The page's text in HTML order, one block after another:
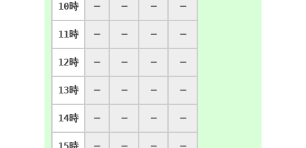
10時 ─ ─ ─ ─
11時 ─ ─ ─ ─
12時 ─ ─ ─ ─
13時 ─ ─ ─ ─
14時 ─ ─ ─ ─